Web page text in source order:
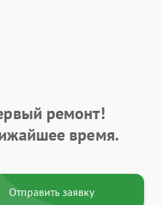
ремонт!
время.
Отправить заявку